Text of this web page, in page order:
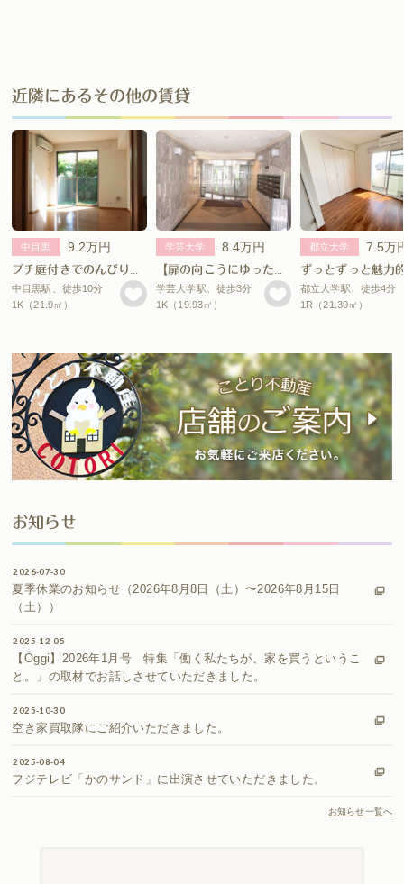
近隣にあるその他の賃貸
中目黒 9.2万円
中目黒駅、徒歩10分
1K（21.9㎡）
学芸大学 8.4万円
学芸大学駅、徒歩3分
1K（19.93㎡）
都立大学 7.5万
ずっとずっと魅力
都立大学駅、徒歩4分
1R（21.30㎡）
お知らせ
2026-07-30
夏季休業のお知らせ（2026年8月8日（土）〜2026年8月15日
（土））
2025-12-05
【Oggi】2026年1月号 特集「働く私たちが、家を買うというこ
と。」の取材でお話しさせていただきました。
2025-10-30
空き家買取隊にご紹介いただきました。
2025-08-04
フジテレビ「かのサンド」に出演させていただきました。
お知らせ一覧へ